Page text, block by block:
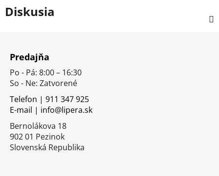
Diskusia
Predajňa
Po - Pá: 8:00 – 16:30
So - Ne: Zatvorené
Telefon | 911 347 925
E-mail | info@lipera.sk
Bernolákova 18
902 01 Pezinok
Slovenská Republika